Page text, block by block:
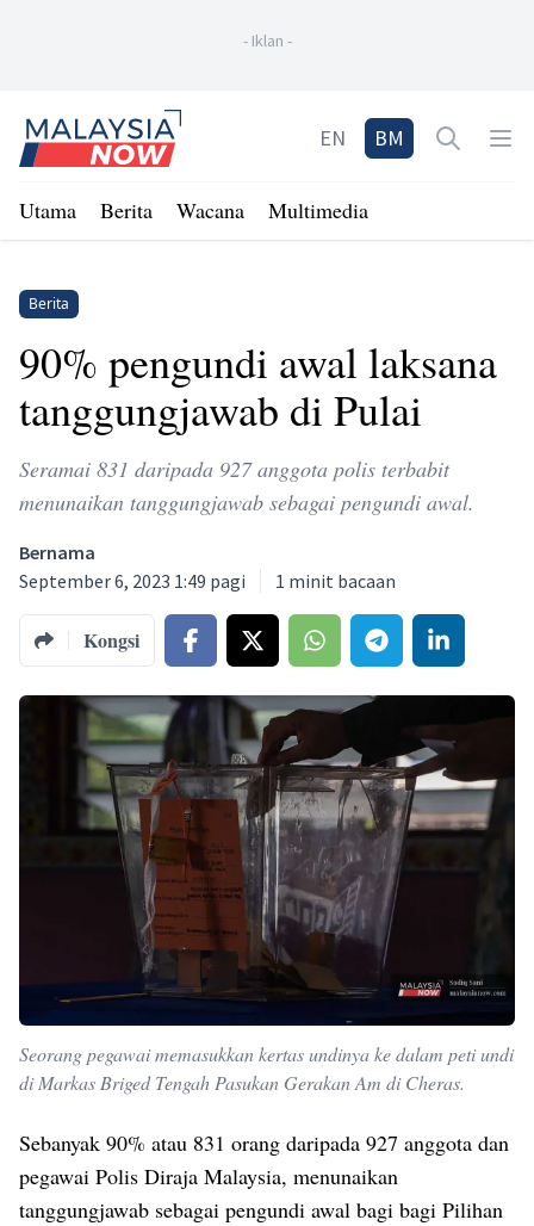
- Iklan -
Home
EN BM Open
Utama Berita Wacana Multimedia
Berita
90% pengundi awal laksana
tanggungjawab di Pulai
Seramai 831 daripada 927 anggota polis terbabit
menunaikan tanggungjawab sebagai pengundi awal.
Bernama
September 6, 2023 1:49 pagi
1 minit bacaan
Kongsi
Seorang pegawai memasukkan kertas undinya ke dalam peti undi
di Markas Briged Tengah Pasukan Gerakan Am di Cheras.
Sebanyak 90% atau 831 orang daripada 927 anggota dan
pegawai Polis Diraja Malaysia, menunaikan
tanggungjawab sebagai pengundi awal bagi bagi Pilihan